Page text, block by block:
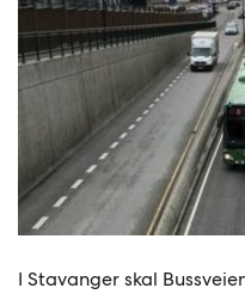
I Stavanger skal